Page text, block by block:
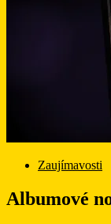
Zaujímavosti
Albumové